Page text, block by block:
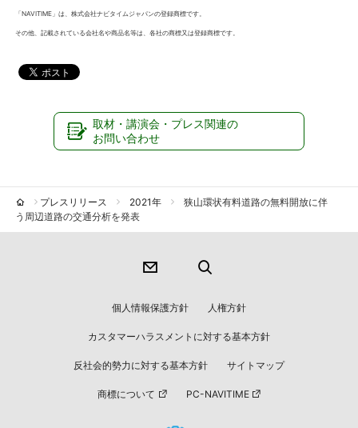
「NAVITIME」は、株式会社ナビタイムジャパンの登録商標です。
その他、記載されている会社名や商品名等は、各社の商標又は登録商標です。
取材・講演会・プレス関連の
お問い合わせ
プレスリリース 2021年
狭山環状有料道路の無料開放に伴
う周辺道路の交通分析を発表
個人情報保護方針 人権方針
カスタマーハラスメントに対する基本方針
反社会的勢力に対する基本方針 サイトマップ
商標について PC-NAVITIME